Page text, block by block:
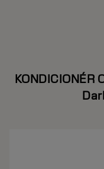
KONDICIONÉR